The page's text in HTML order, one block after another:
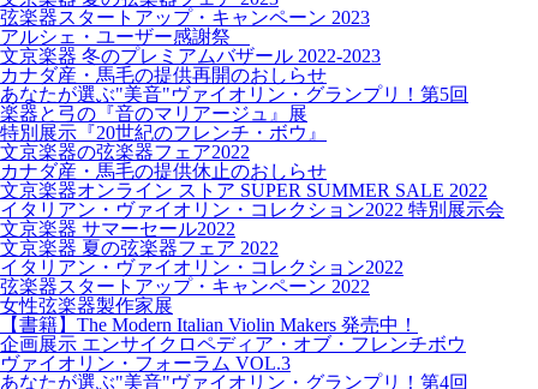
弦楽器スタートアップ・キャンペーン 2023
アルシェ・ユーザー感謝祭
文京楽器 冬のプレミアムバザール 2022-2023
カナダ産・馬毛の提供再開のおしらせ
あなたが選ぶ"美音"ヴァイオリン・グランプリ！第5回
楽器と弓の『音のマリアージュ』展
特別展示『20世紀のフレンチ・ボウ』
文京楽器の弦楽器フェア2022
カナダ産・馬毛の提供休止のおしらせ
文京楽器オンライン ストア SUPER SUMMER SALE 2022
イタリアン・ヴァイオリン・コレクション2022 特別展示会
文京楽器 サマーセール2022
文京楽器 夏の弦楽器フェア 2022
イタリアン・ヴァイオリン・コレクション2022
弦楽器スタートアップ・キャンペーン 2022
女性弦楽器製作家展
【書籍】The Modern Italian Violin Makers 発売中！
企画展示 エンサイクロペディア・オブ・フレンチボウ
ヴァイオリン・フォーラム VOL.3
あなたが選ぶ"美音"ヴァイオリン・グランプリ！第4回